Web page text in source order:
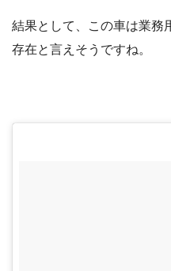
結果として、この車は業務
存在と言えそうですね。